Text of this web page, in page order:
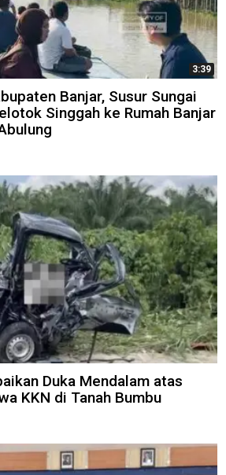
3:39
Banjar, Susur Sungai
Singgah ke Rumah Banjar
Duka Mendalam atas
KKN di Tanah Bumbu